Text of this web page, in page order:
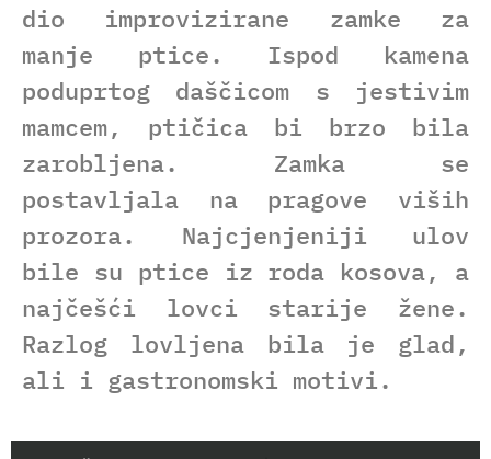
dio improvizirane zamke za
manje ptice. Ispod kamena
poduprtog daščicom s jestivim
mamcem, ptičica bi brzo bila
zarobljena. Zamka se
postavljala na pragove viših
prozora. Najcjenjeniji ulov
bile su ptice iz roda kosova, a
najčešći lovci starije žene.
Razlog lovljena bila je glad,
ali i gastronomski motivi.